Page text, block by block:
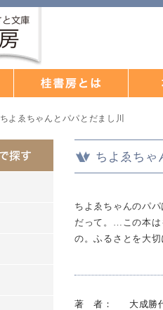
ちよゑちゃんとパパとだまし川
ちよゑちゃ
ちよゑちゃんのパ
だって。…この本は
の。ふるさとを大切
著 者：
大成勝